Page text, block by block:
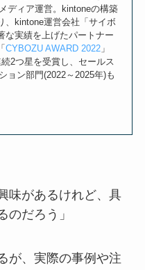
ディア運営。kintoneの構築
、kintone運営会社「サイボ
な実績を上げたパートナー
CYBOZU AWARD 2022」
2つ星を受賞し、セールス
ョン部門(2022～2025年)も
味があるけれど、具
のだろう」
が、実際の事例や注